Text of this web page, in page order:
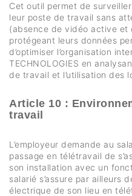
Cet outil permet de
leur poste de travail sans
(absence de vidéo active et
protégeant leurs données
d’optimiser l’organisation
TECHNOLOGIES en
de travail et l’utilisation des
Article 10 :
travail
L’employeur demande au
passage en télétravail de
son installation avec un
salarié s’assure par ailleurs
électrique de son lieu en